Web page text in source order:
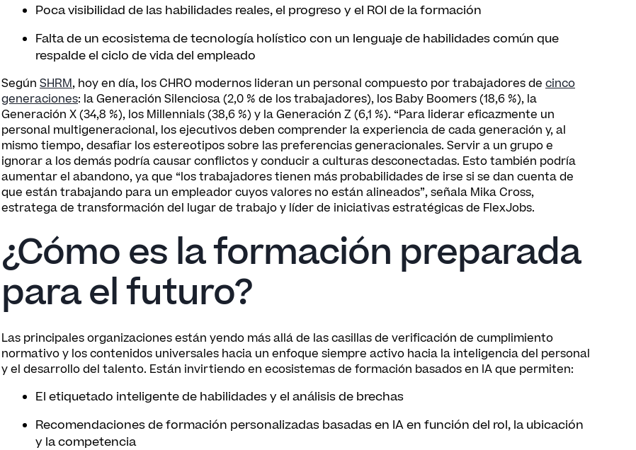
Poca visibilidad de las habilidades reales, el progreso y el ROI de la formación
Falta de un ecosistema de tecnología holístico con un lenguaje de habilidades común que
respalde el ciclo de vida del empleado
Según SHRM, hoy en día, los CHRO modernos lideran un personal compuesto por trabajadores de cinco
generaciones: la Generación Silenciosa (2,0 % de los trabajadores), los Baby Boomers (18,6 %), la
Generación X (34,8 %), los Millennials (38,6 %) y la Generación Z (6,1 %). “Para liderar eficazmente un
personal multigeneracional, los ejecutivos deben comprender la experiencia de cada generación y, al
mismo tiempo, desafiar los estereotipos sobre las preferencias generacionales. Servir a un grupo e
ignorar a los demás podría causar conflictos y conducir a culturas desconectadas. Esto también podría
aumentar el abandono, ya que “los trabajadores tienen más probabilidades de irse si se dan cuenta de
que están trabajando para un empleador cuyos valores no están alineados”, señala Mika Cross,
estratega de transformación del lugar de trabajo y líder de iniciativas estratégicas de FlexJobs.
¿Cómo es la formación preparada
para el futuro?
Las principales organizaciones están yendo más allá de las casillas de verificación de cumplimiento
normativo y los contenidos universales hacia un enfoque siempre activo hacia la inteligencia del personal
y el desarrollo del talento. Están invirtiendo en ecosistemas de formación basados en IA que permiten:
El etiquetado inteligente de habilidades y el análisis de brechas
Recomendaciones de formación personalizadas basadas en IA en función del rol, la ubicación
y la competencia